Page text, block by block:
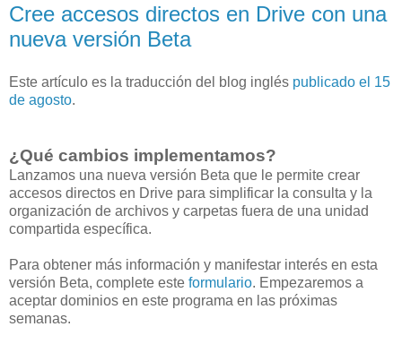
Cree accesos directos en Drive con una
nueva versión Beta
Este artículo es la traducción del blog inglés publicado el 15
de agosto.
¿Qué cambios implementamos?
Lanzamos una nueva versión Beta que le permite crear
accesos directos en Drive para simplificar la consulta y la
organización de archivos y carpetas fuera de una unidad
compartida específica.
Para obtener más información y manifestar interés en esta
versión Beta, complete este formulario. Empezaremos a
aceptar dominios en este programa en las próximas
semanas.